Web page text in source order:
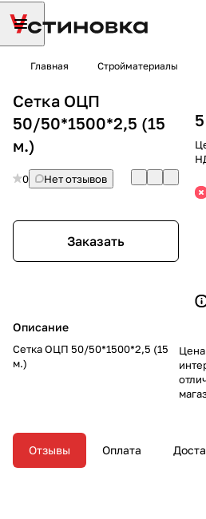
Главная Стройматериалы
Сетка ОЦП
50/50*1500*2,5 (15
м.)
0 Нет отзывов
Заказать
Описание
Сетка ОЦП 50/50*1500*2,5 (15
м.)
Цена
Отзывы Оплата